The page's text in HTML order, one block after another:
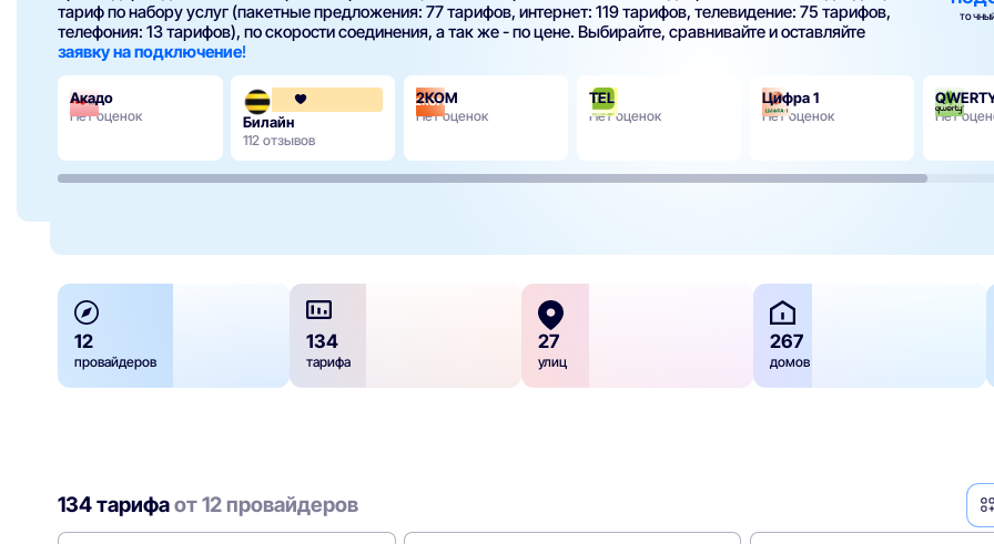
тариф по набору услуг (пакетные предложения: 77 тарифов, интернет: 119 тарифов, телевидение: 75 тарифов,
телефония: 13 тарифов), по скорости соединения, а так же - по цене. Выбирайте, сравнивайте и оставляйте
заявку на подключение!
Акадо
Нет оценок Билайн
112 отзывов
2КОМ
Нет оценок
TEL
Нет оценок
Цифра 1
Нет оценок Нет
12
провайдеров
134
тарифа
27
улиц
267
домов
134 тарифаот 12 провайдеров